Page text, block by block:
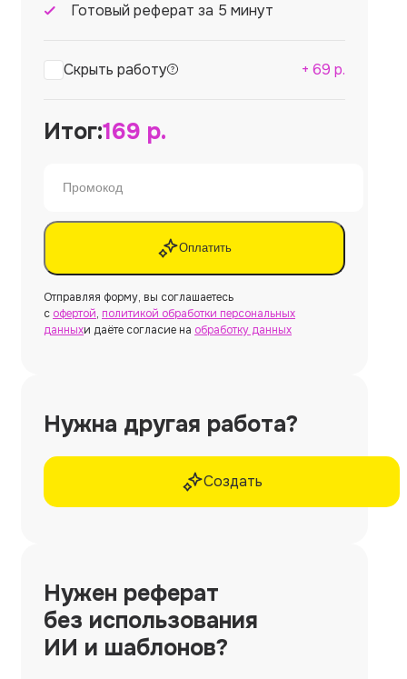
Готовый реферат за 5 минут
Скрыть работу + 69 р.
Итог:169 р.
Оплатить
Отправляя форму, вы соглашаетесь
с офертой, политикой обработки персональных
данныхи даёте согласие на обработку данных
Нужна другая работа?
Создать
Нужен реферат
без использования
ИИ и шаблонов?